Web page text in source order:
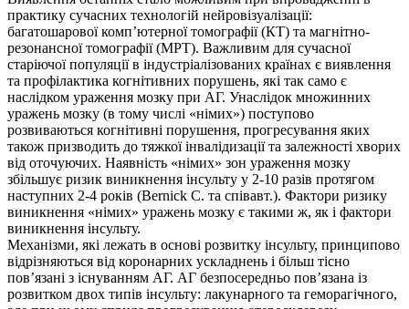
практику сучасних технологій нейровізуалізації:
багатошарової комп’ютерної томографії (КТ) та магнітно-
резонансної томографії (МРТ). Важливим для сучасної
старіючої популяції в індустріалізованих країнах є виявлення
та профілактика когнітивних порушень, які так само є
наслідком ураження мозку при АГ. Унаслідок множинних
уражень мозку (в тому числі «німих») поступово
розвиваються когнітивні порушення, прогресування яких
також призводить до тяжкої інвалідизації та залежності хворих
від оточуючих. Наявність «німих» зон ураження мозку
збільшує ризик виникнення інсульту у 2-10 разів протягом
наступних 2-4 років (Bernick C. та співавт.). Фактори ризику
виникнення «німих» уражень мозку є такими ж, як і фактори
виникнення інсульту.
Механізми, які лежать в основі розвитку інсульту, принципово
відрізняються від коронарних ускладнень і більш тісно
пов’язані з існуванням АГ. АГ безпосередньо пов’язана із
розвитком двох типів інсульту: лакунарного та геморагічного,